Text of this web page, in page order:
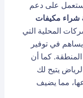
على دعم
شراء مكيفات
المحلية التي
في توفير
كما أن
يتيح لك
مما يضيف